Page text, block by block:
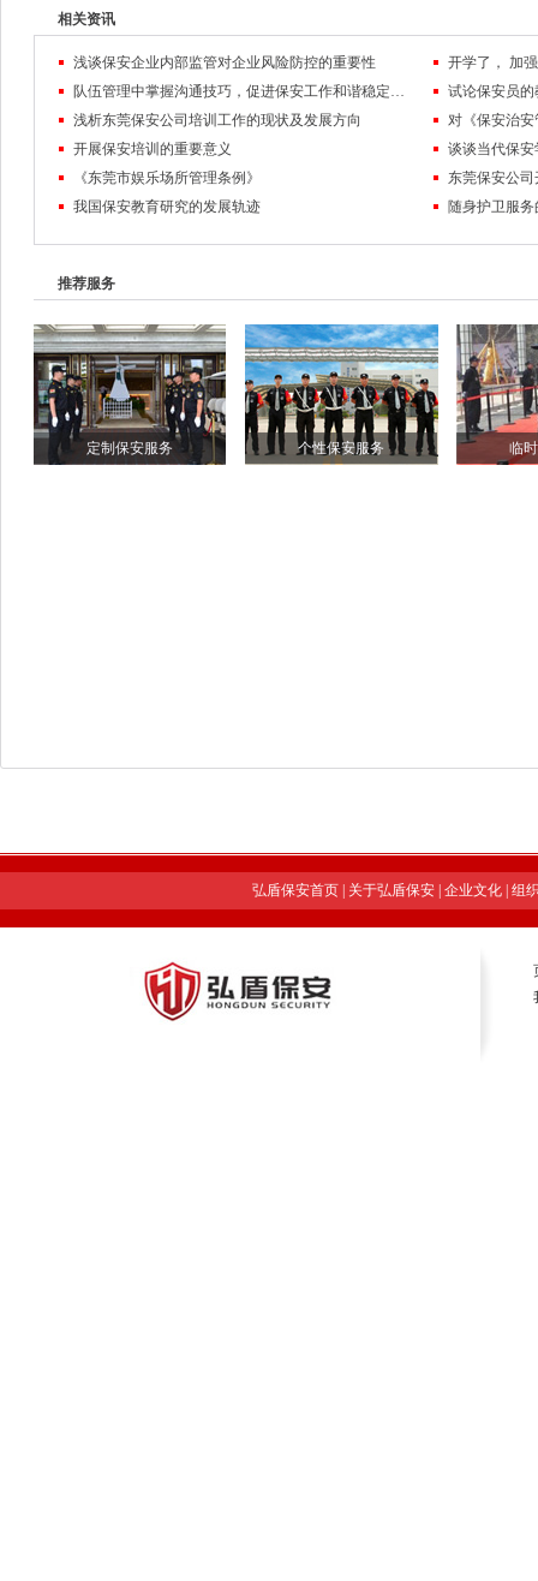
相关资讯
浅谈保安企业内部监管对企业风险防控的重要性
队伍管理中掌握沟通技巧，促进保安工作和谐稳定发展
试论保安员
浅析东莞保安公司培训工作的现状及发展方向
对《保安治
开展保安培训的重要意义
谈谈当代保
《东莞市娱乐场所管理条例》
东莞保安公
我国保安教育研究的发展轨迹
随身护卫服
推荐服务
定制保安服务 个性保安服务 临
弘盾保安首页| 关于弘盾保安| 企业文化| 组